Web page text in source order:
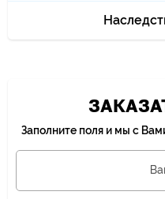
Заполните поля и мы с